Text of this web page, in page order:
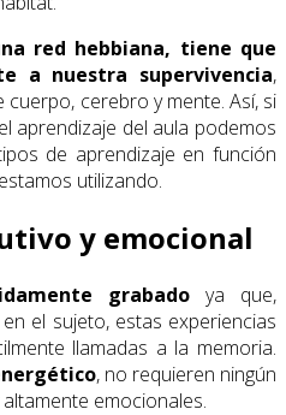
red hebbiana, tiene que
a nuestra supervivencia,
cerebro y mente. Así, si
aprendizaje del aula podemos
de aprendizaje en función
utilizando.
y emocional
grabadoya que,
el sujeto, estas experiencias
llamadas a la memoria.
, no requieren ningún
emocionales.